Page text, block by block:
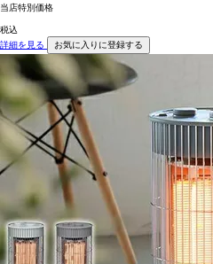
当店特別価格
税込
詳細を見る
お気に入りに登録する